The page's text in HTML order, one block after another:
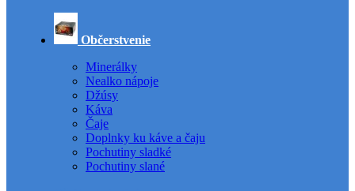
Občerstvenie
Minerálky
Nealko nápoje
Džúsy
Káva
Čaje
Doplnky ku káve a čaju
Pochutiny sladké
Pochutiny slané